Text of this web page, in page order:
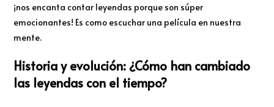
¡nos encanta contar leyendas porque son súper
emocionantes! Es como escuchar una película en nuestra
mente.
Historia y evolución: ¿Cómo han cambiado
las leyendas con el tiempo?